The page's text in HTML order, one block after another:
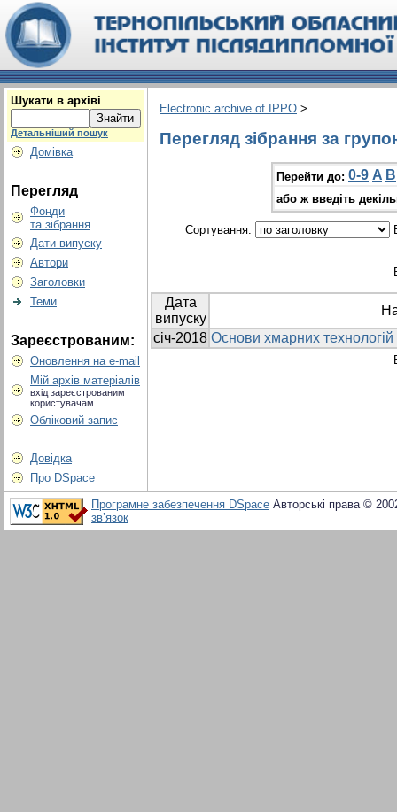
Шукати в архіві
Детальніший пошук
Домівка
Перегляд
Фонди
та зібрання
Дати випуску
Автори
Заголовки
Теми
Зареєстрованим:
Оновлення на e-mail
Мій архів матеріалів
вхід зареєстрованим
користувачам
Обліковий запис
Довідка
Про DSpace
Electronic archive of IPPO >
Перегляд зібрання за
Перейти до: 0-9 A B
або ж введіть
Сортування:
Дата
випуску
січ-2018 Основи хмарних технологій
Програмне забезпечення DSpace Авторські права ©
зв’язок